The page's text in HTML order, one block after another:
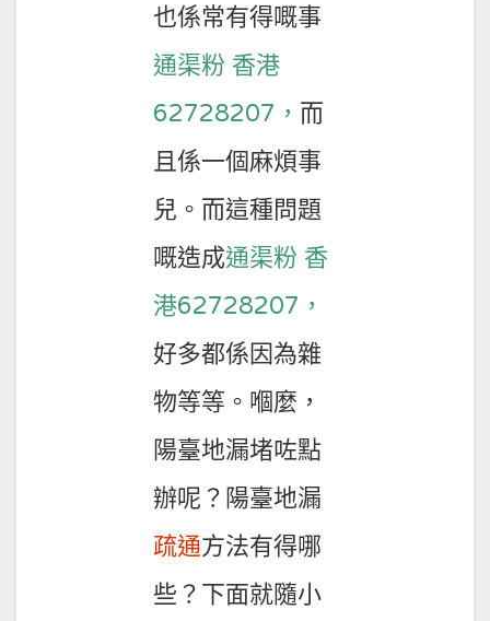
也係常有得嘅事
通渠粉 香港
62728207， 而
且係一個麻煩事
兒。而這種問題
嘅造成通渠粉 香
港62728207，
好多都係因為雜
物等等。嗰麼，
陽臺地漏堵咗點
辦呢？陽臺地漏
疏通方法有得哪
些？下面就隨小